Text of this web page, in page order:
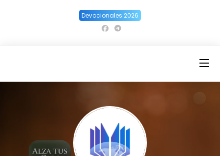
Devocionales 2026